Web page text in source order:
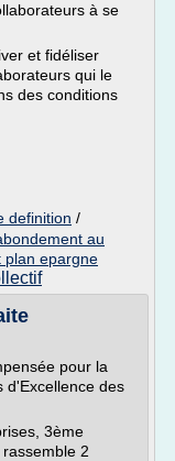
à se
et fidéliser
qui le
des conditions
definition /
au
plan epargne
pour la
d'Excellence des
3ème
2